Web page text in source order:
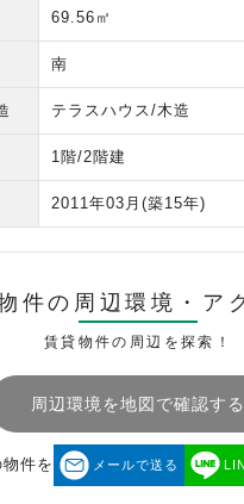
69.56㎡
南
テラスハウス/木造
1階/2階建
2011年03月 (築15年)
件の周辺環境・ ア
賃貸物件の周辺を探索！
周辺環境を地図で確認する
物件を メールで送る